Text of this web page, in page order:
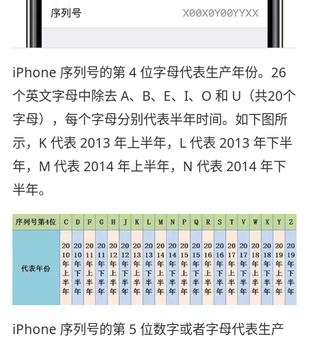
iPhone 序列号的第 4 位字母代表生产年份。26
个英文字母中除去 A、B、E、I、O 和 U（共20个
字母），每个字母分别代表半年时间。如下图所
示，K 代表 2013 年上半年，L 代表 2013 年下半
年，M 代表 2014 年上半年，N 代表 2014 年下
半年。
iPhone 序列号的第 5 位数字或者字母代表生产